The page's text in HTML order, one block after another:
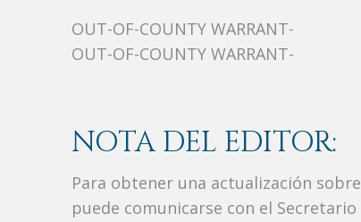
OUT-OF-COUNTY WARRANT-
OUT-OF-COUNTY WARRANT-
NOTA DEL EDITOR:
Para obtener una actualización
puede comunicarse con el